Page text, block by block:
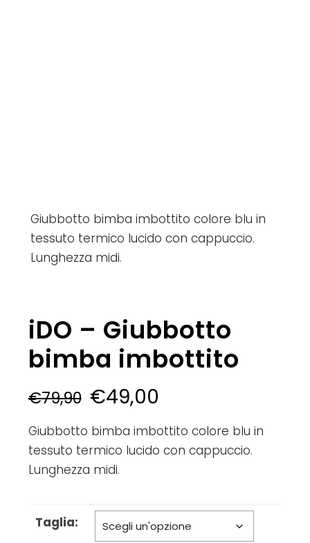
Giubbotto bimba imbottito colore blu in
tessuto termico lucido con cappuccio.
Lunghezza midi.
iDO – Giubbotto
bimba imbottito
€79,90 €49,00
Giubbotto bimba imbottito colore blu in
tessuto termico lucido con cappuccio.
Lunghezza midi.
Taglia: